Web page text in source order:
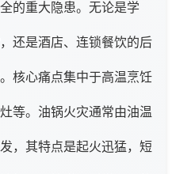
的重大隐患。无论是学
还是酒店、连锁餐饮的后
核心痛点集中于高温烹饪
等。油锅火灾通常由油温
，其特点是起火迅猛，短